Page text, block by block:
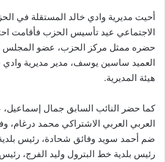
أحيت مديرية وادي خالد المستقلة في
الاجتماعي عيد تأسيس الحزب فأقامت
حضره ممثل مركز الحزب، عضو المجلس
العميد ساسين يوسف، مدير مديرية وادي
هيئة المديرية.
كما حضر النائب السابق جمال
العربي العربي الاشتراكي محمد درغام،
ضم أحمد سويد وفائق شحادة، رئيس
رئيس بلدية خط البترول وليد الفرج،